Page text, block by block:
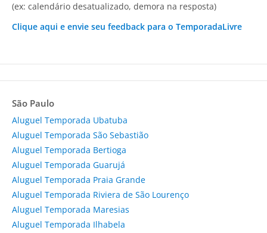
(ex: calendário desatualizado, demora na resposta)
Clique aqui e envie seu feedback para o TemporadaLivre
São Paulo
Aluguel Temporada Ubatuba
Aluguel Temporada São Sebastião
Aluguel Temporada Bertioga
Aluguel Temporada Guarujá
Aluguel Temporada Praia Grande
Aluguel Temporada Riviera de São Lourenço
Aluguel Temporada Maresias
Aluguel Temporada Ilhabela